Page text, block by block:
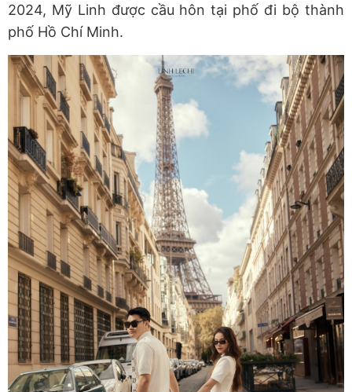
2024, Mỹ Linh được cầu hôn tại phố đi bộ thành
phố Hồ Chí Minh.